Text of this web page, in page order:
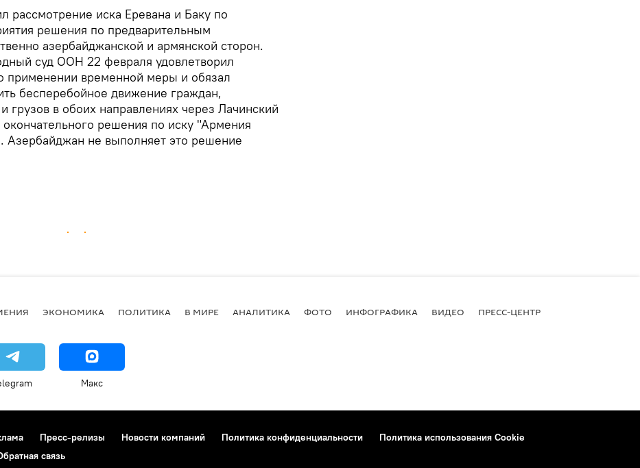
рассмотрение иска Еревана и Баку по
решения по предварительным
азербайджанской и армянской сторон.
суд ООН 22 февраля удовлетворил
применении временной меры и обязал
бесперебойное движение граждан,
грузов в обоих направлениях через Лачинский
решения по иску "Армения
Азербайджан не выполняет это решение
ЭКОНОМИКА ПОЛИТИКА В МИРЕ АНАЛИТИКА ФОТО ИНФОГРАФИКА ВИДЕО ПРЕСС-ЦЕНТР
Макс
Пресс-релизы Новости компаний Политика конфиденциальности
Политика использования Cookie
связь